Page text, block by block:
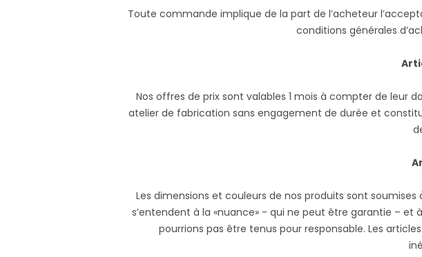
Toute commande implique de la part de l’acheteur
conditions générales
Nos offres de prix sont valables 1 mois à compter de leur
atelier de fabrication sans engagement de durée et
Les dimensions et couleurs de nos produits sont
s’entendent à la «nuance» - qui ne peut être garantie – et
pourrions pas être tenus pour responsable. Les